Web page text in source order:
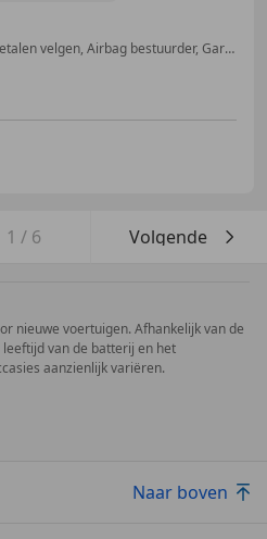
Alarm, Bochtverlichting, Lichtmetalen velgen, Airbag bestuurder, Garantie, Cruise control, Android Auto, Parkeerhulp voor
1 / 6 Volgende
nieuwe voertuigen. Afhankelijk van de
van de batterij en het
aanzienlijk variëren.
Naar boven